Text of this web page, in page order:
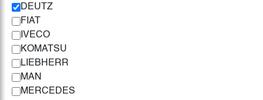
DEUTZ
FIAT
IVECO
KOMATSU
LIEBHERR
MAN
MERCEDES